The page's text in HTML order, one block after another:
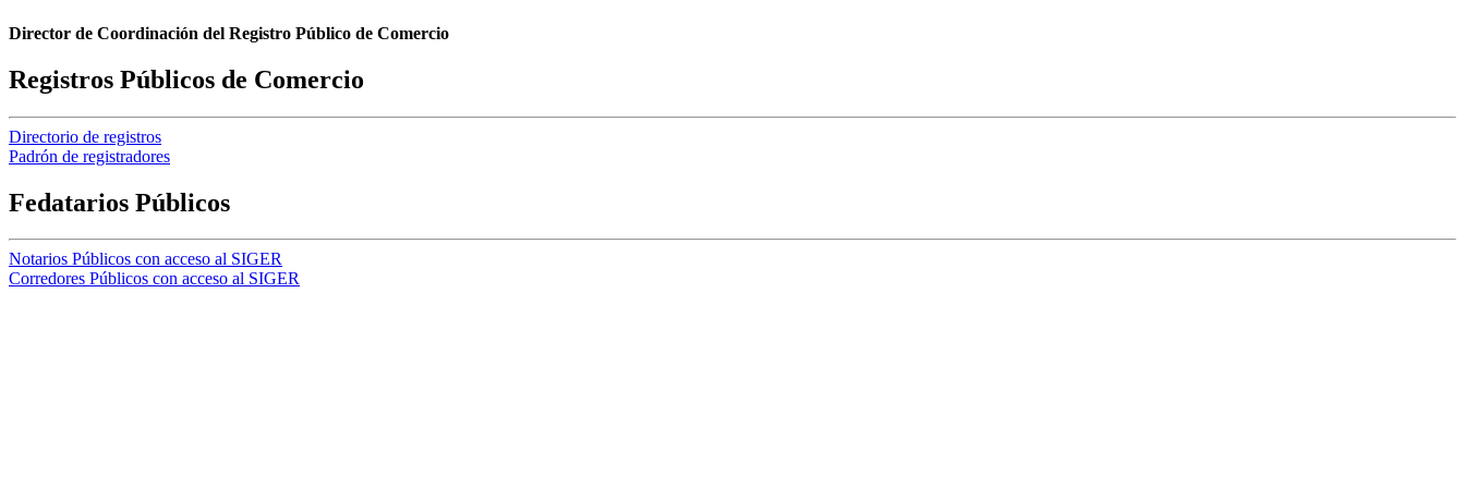
Director de Coordinación del Registro Público de Comercio
Registros Públicos de Comercio
Directorio de registros
Padrón de registradores
Fedatarios Públicos
Notarios Públicos con acceso al SIGER
Corredores Públicos con acceso al SIGER